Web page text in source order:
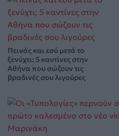
Πεινάς και εσύ μετά το
ξενύχτι; 5 καντίνες στην
Αθήνα που σώζουν τις
βραδινές σου λιγούρες